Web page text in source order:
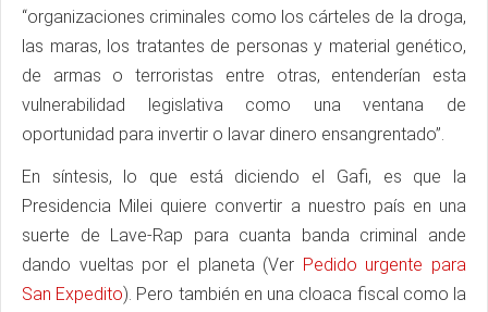
“organizaciones criminales como los cárteles de la droga,
las maras, los tratantes de personas y material genético,
de armas o terroristas entre otras, entenderían esta
vulnerabilidad legislativa como una ventana de
oportunidad para invertir o lavar dinero ensangrentado”.
En síntesis, lo que está diciendo el Gafi, es que la
Presidencia Milei quiere convertir a nuestro país en una
suerte de Lave-Rap para cuanta banda criminal ande
dando vueltas por el planeta (Ver Pedido urgente para
San Expedito). Pero también en una cloaca fiscal como la